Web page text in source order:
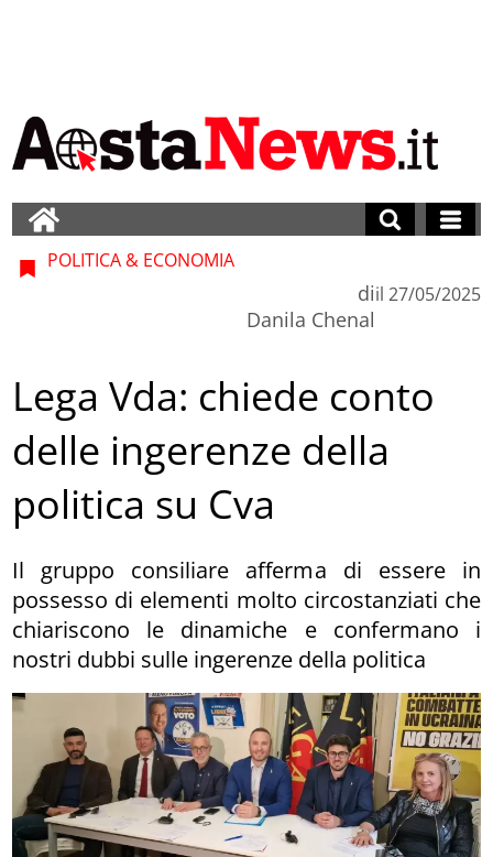
POLITICA & ECONOMIA
di
Danila Chenal
il 27/05/2025
Lega Vda: chiede conto
delle ingerenze della
politica su Cva
Il gruppo consiliare afferma di essere in
possesso di elementi molto circostanziati che
chiariscono le dinamiche e confermano i
nostri dubbi sulle ingerenze della politica